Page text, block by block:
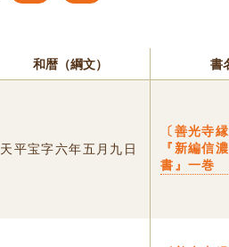
和暦（綱文） 書
天平宝字六年五月九日
〔善光寺
『新編信
書』一巻